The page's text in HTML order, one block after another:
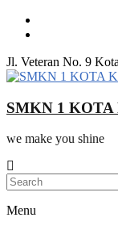
Skip
Jl. Veteran No. 9
SMKN 1
we make you shine
Menu